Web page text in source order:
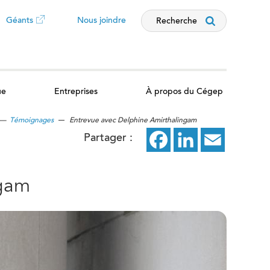
Recherche
Géants
nouvel
Nous joindre
Entreprises À propos du Cégep
Témoignages Entrevue avec Delphine Amirthalingam
Partager : Facebook
ce
dans
LinkedIn
ce
dans